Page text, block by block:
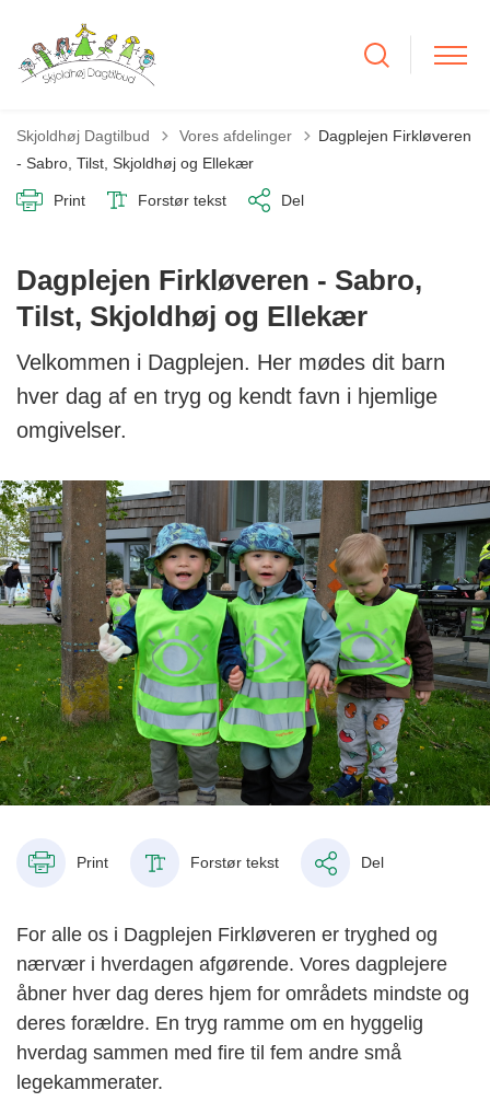
Skjoldhøj Dagtilbud Tilbage til
Vores afdelinger
Dagplejen Firkløveren
- Sabro, Tilst, Skjoldhøj og Ellekær
Print Forstør tekst Del
Dagplejen Firkløveren - Sabro,
Tilst, Skjoldhøj og Ellekær
Velkommen i Dagplejen. Her mødes dit barn
hver dag af en tryg og kendt favn i hjemlige
omgivelser.
Print Forstør tekst Del
For alle os i Dagplejen Firkløveren er tryghed og
nærvær i hverdagen afgørende. Vores dagplejere
åbner hver dag deres hjem for områdets mindste og
deres forældre. En tryg ramme om en hyggelig
hverdag sammen med fire til fem andre små
legekammerater.